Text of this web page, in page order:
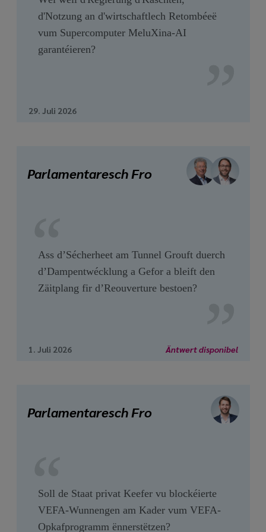
d'Notzung an d'wirtschaftlech Retombéeë
vum Supercomputer MeluXina-AI
garantéieren?
29. Juli 2026
Parlamentaresch Fro
Ass d’Sécherheet am Tunnel Grouft duerch
d’Dampentwécklung a Gefor a bleift den
Zäitplang fir d’Reouverture bestoen?
1. Juli 2026 Äntwert disponibel
Parlamentaresch Fro
Soll de Staat privat Keefer vu blockéierte
VEFA-Wunnengen am Kader vum VEFA-
Opkafprogramm ënnerstëtzen?